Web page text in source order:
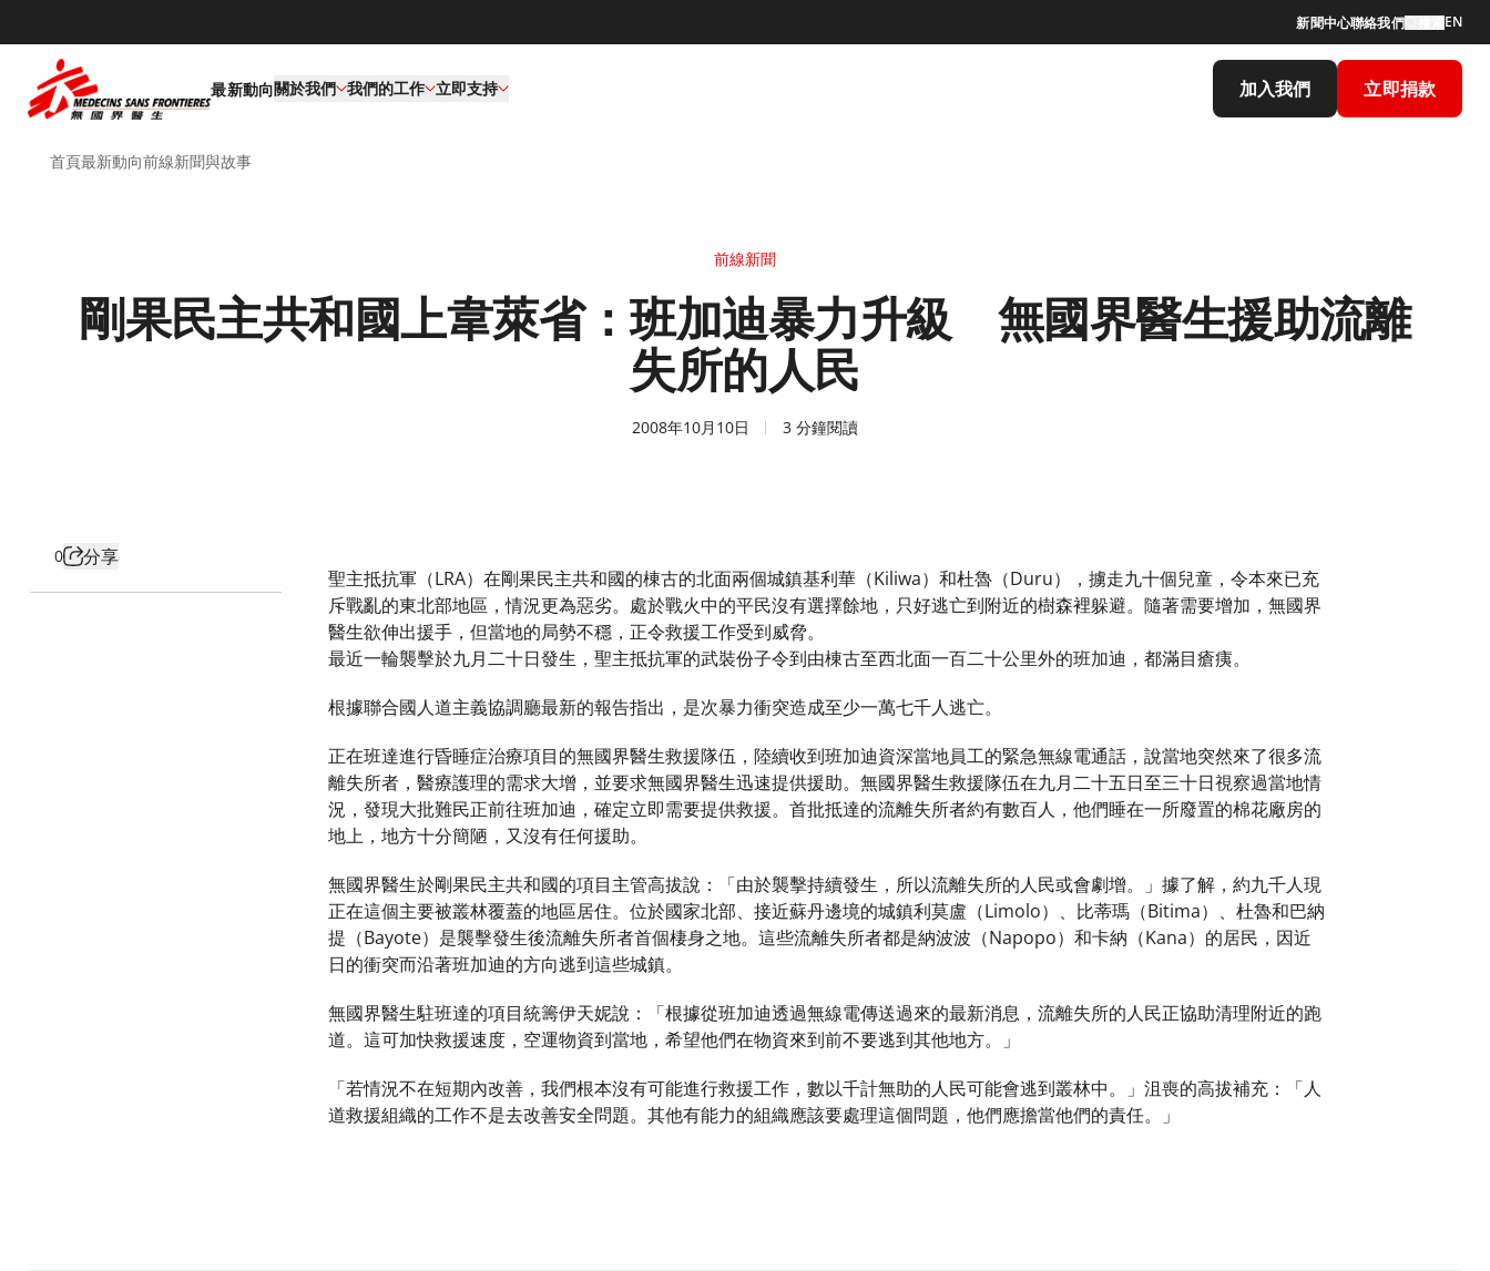
新聞中心聯絡我們 EN
最新動向關於我們 我們的工作​ 立即支持 加入我們 立即捐款
首頁最新動向前線新聞與故事
前線新聞
剛果民主共和國上韋萊省：班加迪暴力升級 無國界醫生援助流離
失所的人民
2008年10月10日 3 分鐘閱讀
0
分享
聖主抵抗軍（LRA）在剛果民主共和國的棟古的北面兩個城鎮基利華（Kiliwa）和杜魯（Duru），擄走九十個兒童，令本來已充
斥戰亂的東北部地區，情況更為惡劣。處於戰火中的平民沒有選擇餘地，只好逃亡到附近的樹森裡躲避。隨著需要增加，無國界
醫生欲伸出援手，但當地的局勢不穩，正令救援工作受到威脅。
最近一輪襲擊於九月二十日發生，聖主抵抗軍的武裝份子令到由棟古至西北面一百二十公里外的班加迪，都滿目瘡痍。
根據聯合國人道主義協調廳最新的報告指出，是次暴力衝突造成至少一萬七千人逃亡。
正在班達進行昏睡症治療項目的無國界醫生救援隊伍，陸續收到班加迪資深當地員工的緊急無線電通話，說當地突然來了很多流
離失所者，醫療護理的需求大增，並要求無國界醫生迅速提供援助。無國界醫生救援隊伍在九月二十五日至三十日視察過當地情
況，發現大批難民正前往班加迪，確定立即需要提供救援。首批抵達的流離失所者約有數百人，他們睡在一所廢置的棉花廠房的
地上，地方十分簡陋，又沒有任何援助。
無國界醫生於剛果民主共和國的項目主管高拔說：「由於襲擊持續發生，所以流離失所的人民或會劇增。」據了解，約九千人現
正在這個主要被叢林覆蓋的地區居住。位於國家北部、接近蘇丹邊境的城鎮利莫盧（Limolo）、比蒂瑪（Bitima）、杜魯和巴納
提（Bayote）是襲擊發生後流離失所者首個棲身之地。這些流離失所者都是納波波（Napopo）和卡納（Kana）的居民，因近
日的衝突而沿著班加迪的方向逃到這些城鎮。
無國界醫生駐班達的項目統籌伊天妮說：「根據從班加迪透過無線電傳送過來的最新消息，流離失所的人民正協助清理附近的跑
道。這可加快救援速度，空運物資到當地，希望他們在物資來到前不要逃到其他地方。」
「若情況不在短期內改善，我們根本沒有可能進行救援工作，數以千計無助的人民可能會逃到叢林中。」沮喪的高拔補充：「人
道救援組織的工作不是去改善安全問題。其他有能力的組織應該要處理這個問題，他們應擔當他們的責任。」